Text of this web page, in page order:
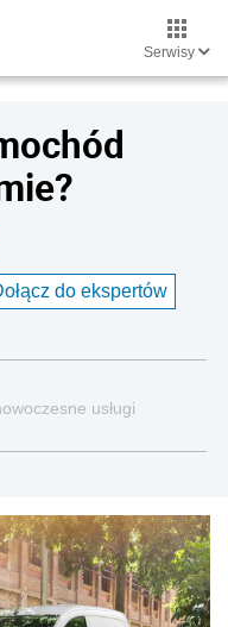
Serwisy
do ekspertów
usługi